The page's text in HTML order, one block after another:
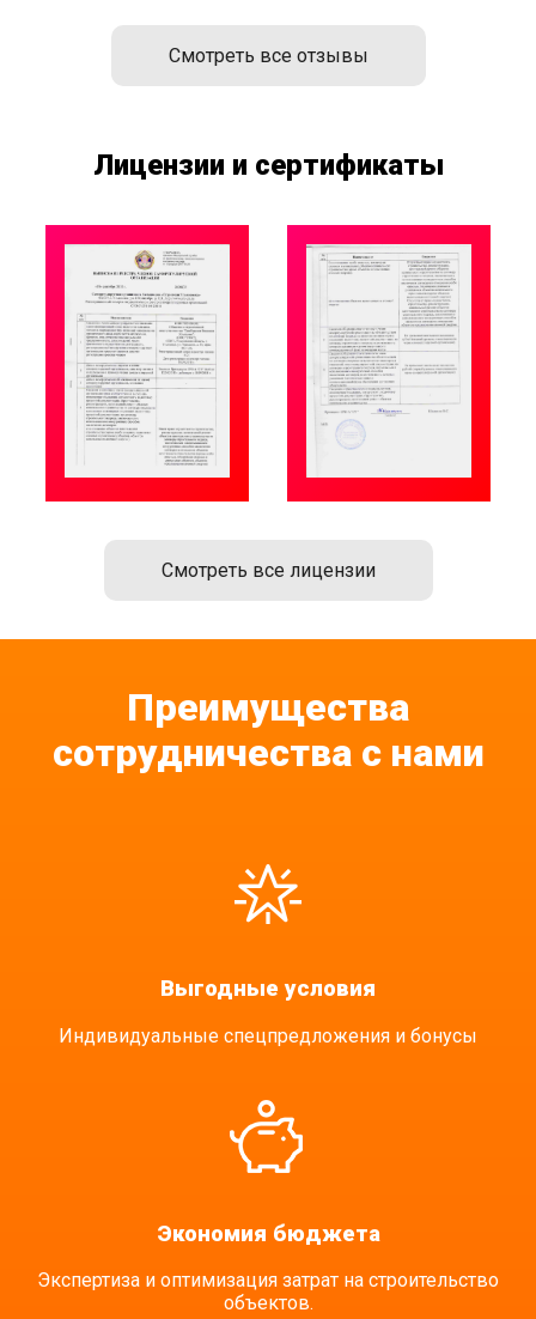
Смотреть все отзывы
Лицензии и сертификаты
Смотреть все лицензии
Преимущества
сотрудничества с нами
Выгодные условия
Индивидуальные спецпредложения и бонусы
Экономия бюджета
Экспертиза и оптимизация затрат на строительство
объектов.